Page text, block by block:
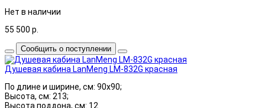
Нет в наличии
55 500 р.
Сообщить о поступлении
Душевая кабина LanMeng LM-832G красная
По длине и ширине, см: 90x90;
Высота, см: 213;
Высота поддона, см: 12